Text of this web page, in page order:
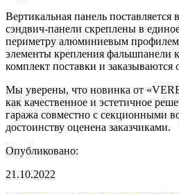
Вертикальная панель
сэндвич-панели скреплены в
периметру алюминиевым
элементы крепления фальшпанели
комплект поставки и заказываются
Мы уверены, что новинка от
как качественное и эстетичное
гаража совместно с секционными
достоинству оценена заказчиками.
Опубликовано:
21.10.2022